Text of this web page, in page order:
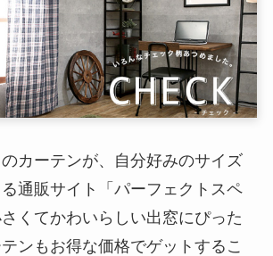
カーテンが、自分好みのサイズ
通販サイト「パーフェクトスペ
くてかわいらしい出窓にぴった
ンもお得な価格でゲットするこ